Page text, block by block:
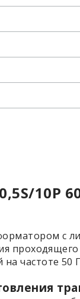
10Р
частоте 50